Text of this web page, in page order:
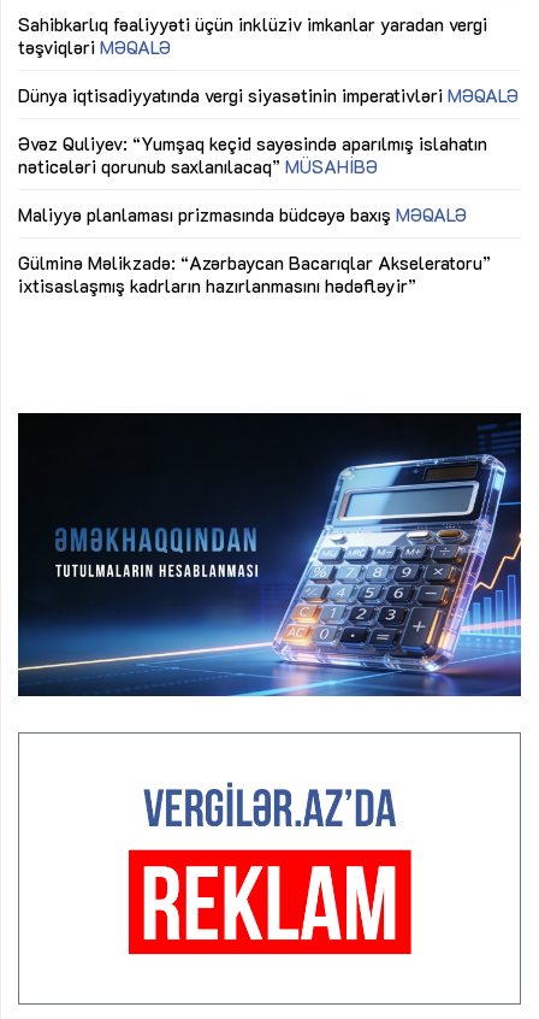
Sahibkarlıq fəaliyyəti üçün inklüziv imkanlar yaradan vergi
təşviqləri MƏQALƏ
Dünya iqtisadiyyatında vergi siyasətinin imperativləri MƏQALƏ
Əvəz Quliyev: “Yumşaq keçid sayəsində aparılmış islahatın
nəticələri qorunub saxlanılacaq” MÜSAHİBƏ
Maliyyə planlaması prizmasında büdcəyə baxış MƏQALƏ
Gülminə Məlikzadə: “Azərbaycan Bacarıqlar Akseleratoru”
ixtisaslaşmış kadrların hazırlanmasını hədəfləyir”